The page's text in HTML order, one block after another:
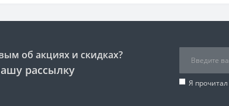
об акциях и скидках?
рассылку
Я прочитал